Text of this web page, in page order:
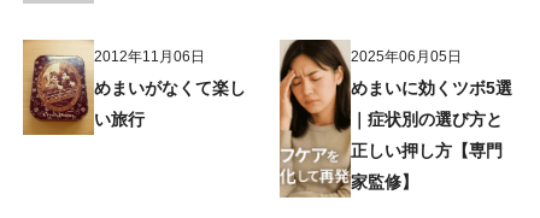
2012年11月06日
めまいがなくて楽し
い旅行
2025年06月05日
めまいに効くツボ5選
｜症状別の選び方と
正しい押し方【専門
家監修】